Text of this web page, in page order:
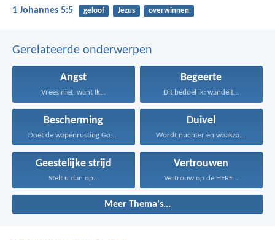
1 Johannes 5:5 geloof Jezus overwinnen
Gerelateerde onderwerpen
Angst
Vrees niet, want Ik...
Begeerte
Dit bedoel ik: wandelt...
Bescherming
Doet de wapenrusting Gods...
Duivel
Wordt nuchter en waakzaam...
Geestelijke strijd
Stelt u dan op...
Vertrouwen
Vertrouw op de HERE...
Meer Thema's...